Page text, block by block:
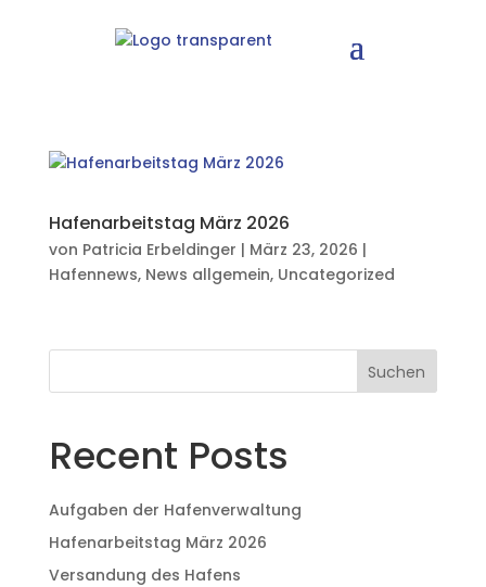
Hafenarbeitstag März 2026
von Patricia Erbeldinger | März 23, 2026 |
Hafennews, News allgemein, Uncategorized
Suchen
Recent Posts
Aufgaben der Hafenverwaltung
Hafenarbeitstag März 2026
Versandung des Hafens